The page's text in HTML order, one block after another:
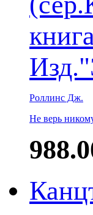
Роллинс Дж.
Не верь